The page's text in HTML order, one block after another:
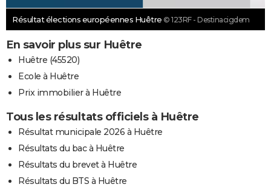
Résultat élections européennes Huêtre © 123RF - Destinacigdem
En savoir plus sur Huêtre
Huêtre (45520)
Ecole à Huêtre
Prix immobilier à Huêtre
Tous les résultats officiels à Huêtre
Résultat municipale 2026 à Huêtre
Résultats du bac à Huêtre
Résultats du brevet à Huêtre
Résultats du BTS à Huêtre